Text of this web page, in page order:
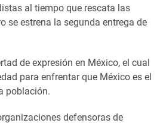
al tiempo que rescata las
se estrena la segunda entrega de
de expresión en México, el cual
para enfrentar que México es el
población.
defensoras de